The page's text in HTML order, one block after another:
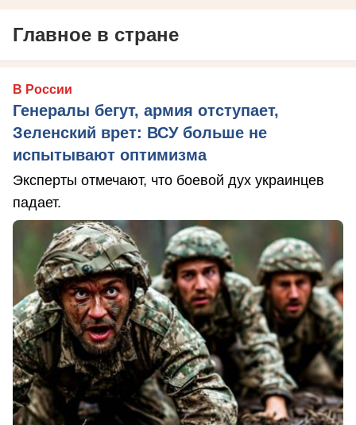
Главное в стране
В России
Генералы бегут, армия отступает,
Зеленский врет: ВСУ больше не
испытывают оптимизма
Эксперты отмечают, что боевой дух украинцев
падает.